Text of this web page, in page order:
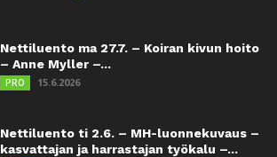
Nettiluento ma 27.7. – Koiran kivun hoito
– Anne Myller –...
PRO 15.6.2026
Nettiluento ti 2.6. – MH-luonnekuvaus –
kasvattajan ja harrastajan työkalu –...